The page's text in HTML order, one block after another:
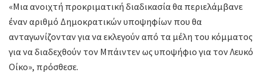
«Μια ανοιχτή προκριματική διαδικασία θα περιελάμβανε
έναν αριθμό Δημοκρατικών υποψηφίων που θα
ανταγωνίζονταν για να εκλεγούν από τα μέλη του κόμματος
για να διαδεχθούν τον Μπάιντεν ως υποψήφιο για τον Λευκό
Οίκο», πρόσθεσε.